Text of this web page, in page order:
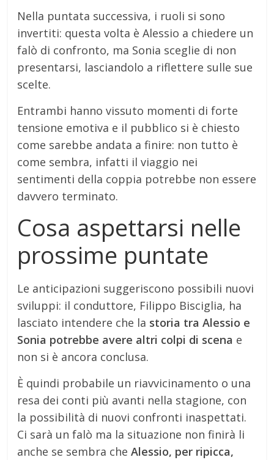
Nella puntata successiva, i ruoli si sono
invertiti: questa volta è Alessio a chiedere un
falò di confronto, ma Sonia sceglie di non
presentarsi, lasciandolo a riflettere sulle sue
scelte.
Entrambi hanno vissuto momenti di forte
tensione emotiva e il pubblico si è chiesto
come sarebbe andata a finire: non tutto è
come sembra, infatti il viaggio nei
sentimenti della coppia potrebbe non essere
davvero terminato.
Cosa aspettarsi nelle
prossime puntate
Le anticipazioni suggeriscono possibili nuovi
sviluppi: il conduttore, Filippo Bisciglia, ha
lasciato intendere che la storia tra Alessio e
Sonia potrebbe avere altri colpi di scena e
non si è ancora conclusa.
È quindi probabile un riavvicinamento o una
resa dei conti più avanti nella stagione, con
la possibilità di nuovi confronti inaspettati.
Ci sarà un falò ma la situazione non finirà li
anche se sembra cheAlessio, per ripicca,